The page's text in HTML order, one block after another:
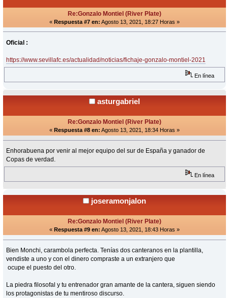
Re:Gonzalo Montiel (River Plate)
« Respuesta #7 en: Agosto 13, 2021, 18:27 Horas »
Oficial :
https://www.sevillafc.es/actualidad/noticias/fichaje-gonzalo-montiel-2021
En línea
asturgabriel
Re:Gonzalo Montiel (River Plate)
« Respuesta #8 en: Agosto 13, 2021, 18:34 Horas »
Enhorabuena por venir al mejor equipo del sur de España y ganador de
Copas de verdad.
En línea
joseramonjalon
Re:Gonzalo Montiel (River Plate)
« Respuesta #9 en: Agosto 13, 2021, 18:43 Horas »
Bien Monchi, carambola perfecta. Tenías dos canteranos en la plantilla,
vendiste a uno y con el dinero compraste a un extranjero que
ocupe el puesto del otro.
La piedra filosofal y tu entrenador gran amante de la cantera, siguen siendo
los protagonistas de tu mentiroso discurso.